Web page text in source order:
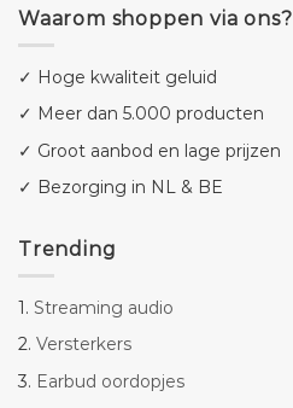
Waarom shoppen via ons?
✓ Hoge kwaliteit geluid
✓ Meer dan 5.000 producten
✓ Groot aanbod en lage prijzen
✓ Bezorging in NL & BE
Trending
1. Streaming audio
2. Versterkers
3. Earbud oordopjes